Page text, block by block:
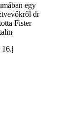
egy
dr
Fister
16.|